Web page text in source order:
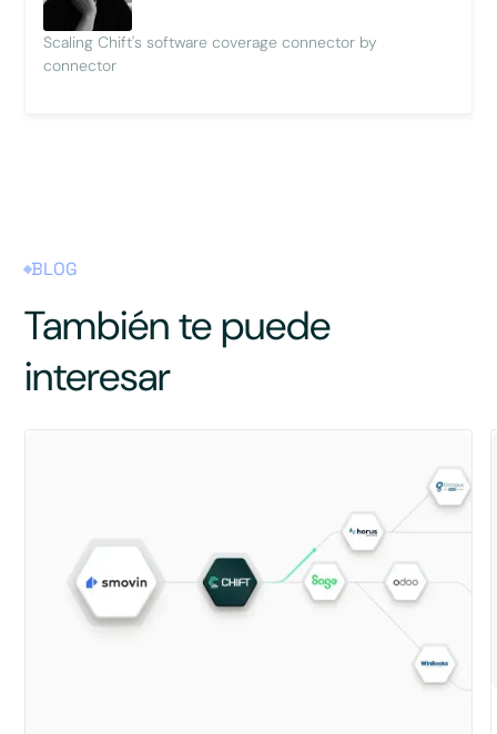
Scaling Chift's software coverage connector by
connector
BLOG
También te puede
interesar